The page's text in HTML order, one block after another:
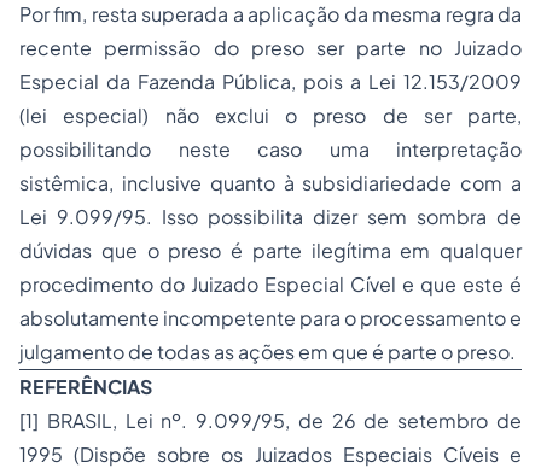
Por fim, resta superada a aplicação da mesma regra da
recente permissão do preso ser parte no Juizado
Especial da Fazenda Pública, pois a Lei 12.153/2009
(lei especial) não exclui o preso de ser parte,
possibilitando neste caso uma interpretação
sistêmica, inclusive quanto à subsidiariedade com a
Lei 9.099/95. Isso possibilita dizer sem sombra de
dúvidas que o preso é parte ilegítima em qualquer
procedimento do Juizado Especial Cível e que este é
absolutamente incompetente para o processamento e
julgamento de todas as ações em que é parte o preso.
REFERÊNCIAS
[1] BRASIL, Lei nº. 9.099/95, de 26 de setembro de
1995 (Dispõe sobre os Juizados Especiais Cíveis e